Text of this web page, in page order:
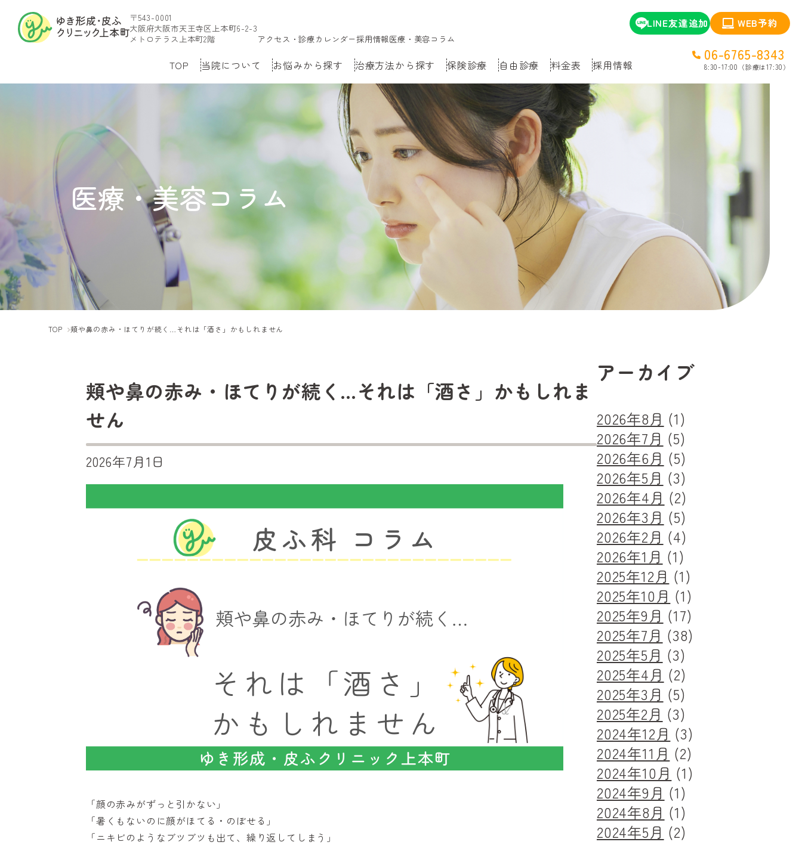
〒543-0001
大阪府大阪市天王寺区上本町6-2-3
メトロテラス上本町2階
アクセス・診療カレンダー採用情報医療・美容コラム
LINE友達追加 WEB予約
TOP 当院について お悩みから探す 治療方法から探す 保険診療 自由診療 料金表 採用情報
06-6765-8343
8:30-17:00（診療は17:30）
医療・美容コラム
TOP 頬や鼻の赤み・ほてりが続く…それは「酒さ」かもしれません
頬や鼻の赤み・ほてりが続く…それは「酒さ」かもしれま
せん
2026年7月1日
「顔の赤みがずっと引かない」
「暑くもないのに顔がほてる・のぼせる」
「ニキビのようなブツブツも出て、繰り返してしまう」
アーカイブ
2026年8月 (1)
2026年7月 (5)
2026年6月 (5)
2026年5月 (3)
2026年4月 (2)
2026年3月 (5)
2026年2月 (4)
2026年1月 (1)
2025年12月 (1)
2025年10月 (1)
2025年9月 (17)
2025年7月 (38)
2025年5月 (3)
2025年4月 (2)
2025年3月 (5)
2025年2月 (3)
2024年12月 (3)
2024年11月 (2)
2024年10月 (1)
2024年9月 (1)
2024年8月 (1)
2024年5月 (2)